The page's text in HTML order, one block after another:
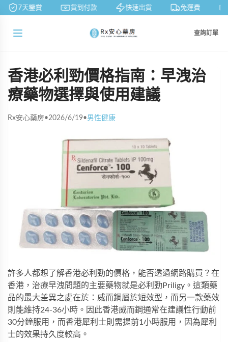
7天鑒賞 貨到付款 快速出貨 免運費
查詢訂單
香港必利勁價格指南：早洩治
療藥物選擇與使用建議
Rx安心藥房•2026/6/19•男性健康
許多人都想了解香港必利勁的價格，能否透過網路購買？在
香港，治療早洩問題的主要藥物就是必利勁Priligy。這類藥
品的最大差異之處在於：威而鋼屬於短效型，而另一款藥效
則能維持24-36小時。因此香港威而鋼通常在建議性行動前
30分鐘服用，而香港犀利士則需提前1小時服用，因為犀利
士的效果持久度較高。